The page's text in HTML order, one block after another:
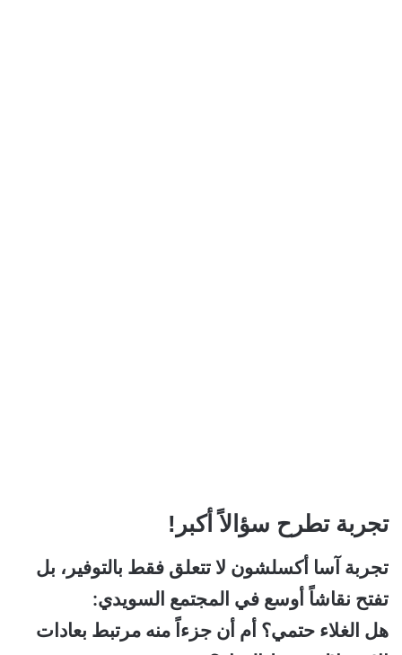
تجربة تطرح سؤالاً أكبر!
تجربة آسا أكسلشون لا تتعلق فقط بالتوفير، بل
تفتح نقاشاً أوسع في المجتمع السويدي:
هل الغلاء حتمي؟ أم أن جزءاً منه مرتبط بعادات